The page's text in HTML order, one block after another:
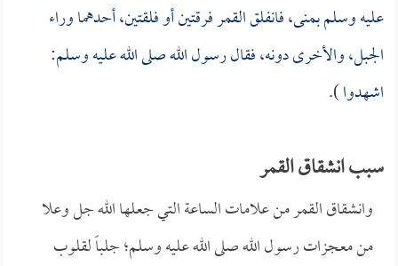
عليه وسلم بمنى، فانفلق القمر فرقتين أو فلقتين، أحدهما وراء
الجبل، والأخرى دونه، فقال رسول الله صلى الله عليه وسلم:
اشهدوا).
سبب انشقاق القمر
وانشقاق القمر من علامات الساعة التي جعلها الله جل وعلا
من معجزات رسول الله صلى الله عليه وسلم؛ جلباً لقلوب